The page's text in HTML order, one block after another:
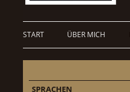
START ÜBER MICH
SPRACHEN